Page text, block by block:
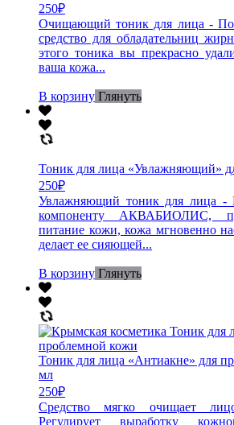
250₽
Очищающий тоник для лица -
средство для обладательниц
этого тоника вы прекрасно
ваша кожа...
В корзину Глянуть
Тоник для лица «Увлажняющий»
250₽
Увлажняющий тоник для лица -
компоненту АКВАБИОЛИС,
питание кожи, кожа мгновенно
делает ее сияющей...
В корзину Глянуть
Тоник для лица «Антиакне» для
мл
250₽
Средство мягко очищает
Регулирует выработку